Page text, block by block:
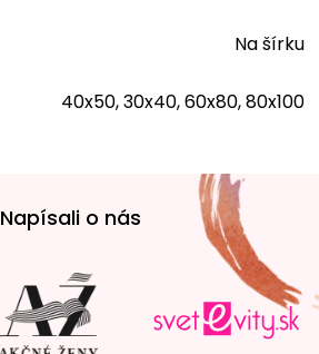
Na šírku
40x50, 30x40, 60x80, 80x100
Napísali o nás